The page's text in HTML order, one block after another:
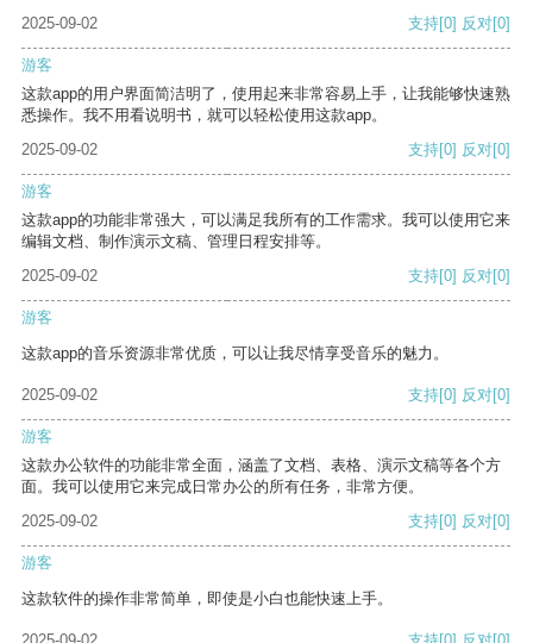
2025-09-02
支持[0] 反对[0]
游客
这款app的用户界面简洁明了，使用起来非常容易上手，让我能够快速熟
悉操作。我不用看说明书，就可以轻松使用这款app。
2025-09-02
支持[0] 反对[0]
游客
这款app的功能非常强大，可以满足我所有的工作需求。我可以使用它来
编辑文档、制作演示文稿、管理日程安排等。
2025-09-02
支持[0] 反对[0]
游客
这款app的音乐资源非常优质，可以让我尽情享受音乐的魅力。
2025-09-02 支持[0] 反对[0]
游客
这款办公软件的功能非常全面，涵盖了文档、表格、演示文稿等各个方
面。我可以使用它来完成日常办公的所有任务，非常方便。
2025-09-02
支持[0] 反对[0]
游客
这款软件的操作非常简单，即使是小白也能快速上手。